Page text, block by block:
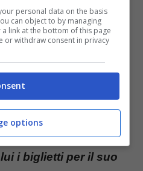
– ha spiegato la classe
del podcast
che sarebbe
spettacolo a teatro e
i biglietti per il suo
personal data on the basis
can object to by managing
link at the bottom of this page
or withdraw consent in privacy
options